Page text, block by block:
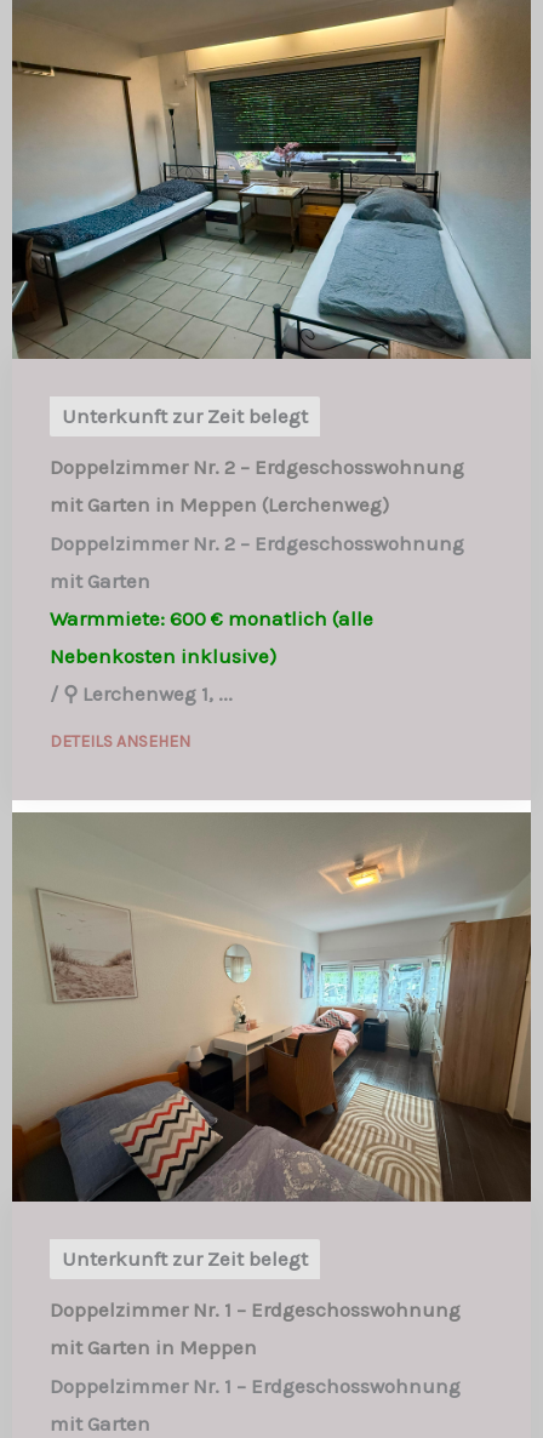
Unterkunft zur Zeit belegt
Doppelzimmer Nr. 2 – Erdgeschosswohnung
mit Garten in Meppen (Lerchenweg)
Doppelzimmer Nr. 2 – Erdgeschosswohnung
mit Garten
Warmmiete: 600 € monatlich (alle
Nebenkosten inklusive)
/ ⚲ Lerchenweg 1, ...
DETEILS ANSEHEN
Unterkunft zur Zeit belegt
Doppelzimmer Nr. 1 – Erdgeschosswohnung
mit Garten in Meppen
Doppelzimmer Nr. 1 – Erdgeschosswohnung
mit Garten